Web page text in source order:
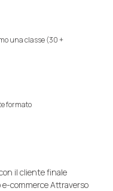
una classe (30 +
formato
il cliente finale
commerce Attraverso